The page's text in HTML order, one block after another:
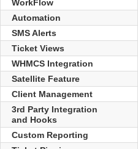
WorkFlow
Automation
SMS Alerts
Ticket Views
WHMCS Integration
Satellite Feature
Client Management
3rd Party Integration
and Hooks
Custom Reporting